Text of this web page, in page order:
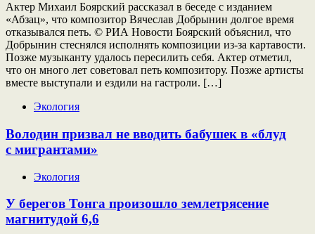
Актер Михаил Боярский рассказал в беседе с изданием
«Абзац», что композитор Вячеслав Добрынин долгое время
отказывался петь. © РИА Новости Боярский объяснил, что
Добрынин стеснялся исполнять композиции из-за картавости.
Позже музыканту удалось пересилить себя. Актер отметил,
что он много лет советовал петь композитору. Позже артисты
вместе выступали и ездили на гастроли. […]
Экология
Володин призвал не вводить бабушек в «блуд
с мигрантами»
Экология
У берегов Тонга произошло землетрясение
магнитудой 6,6